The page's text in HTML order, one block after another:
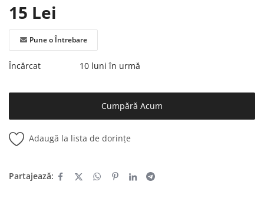
15 Lei
Pune o Întrebare
Încărcat 10 luni în urmă
Cumpără Acum
Adaugă la lista de dorințe
Partajează: